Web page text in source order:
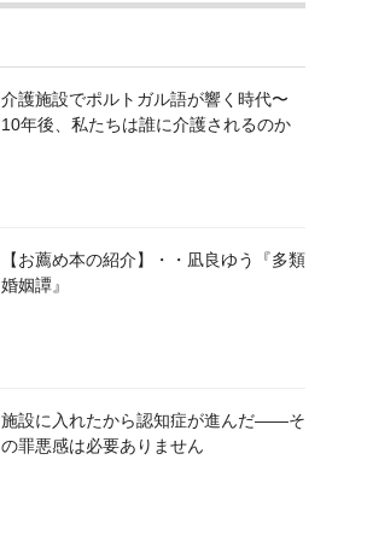
介護施設でポルトガル語が響く時代〜
10年後、私たちは誰に介護されるのか
【お薦め本の紹介】・・凪良ゆう『多類
婚姻譚』
施設に入れたから認知症が進んだ――そ
の罪悪感は必要ありません